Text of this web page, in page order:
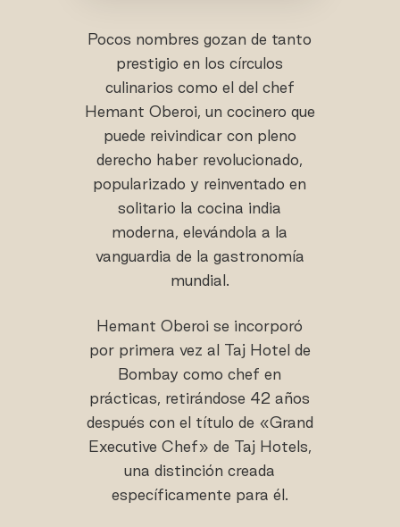
Pocos nombres gozan de tanto
prestigio en los círculos
culinarios como el del chef
Hemant Oberoi, un cocinero que
puede reivindicar con pleno
derecho haber revolucionado,
popularizado y reinventado en
solitario la cocina india
moderna, elevándola a la
vanguardia de la gastronomía
mundial.
Hemant Oberoi se incorporó
por primera vez al Taj Hotel de
Bombay como chef en
prácticas, retirándose 42 años
después con el título de «Grand
Executive Chef» de Taj Hotels,
una distinción creada
específicamente para él.